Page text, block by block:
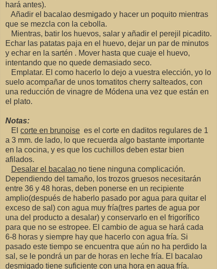
hará antes).
Añadir el bacalao desmigado y hacer un poquito mientras
que se mezcla con la cebolla.
Mientras, batir los huevos, salar y añadir el perejil picadito.
Echar las patatas paja en el huevo, dejar un par de minutos
y echar en la sartén . Mover hasta que cuaje el huevo,
intentando que no quede demasiado seco.
Emplatar. El como hacerlo lo dejo a vuestra elección, yo lo
suelo acompañar de unos tomatitos cherry salteados, con
una reducción de vinagre de Módena una vez que están en
el plato.
Notas:
El corte en brunoise es el corte en daditos regulares de 1
a 3 mm. de lado, lo que recuerda algo bastante importante
en la cocina, y es que los cuchillos deben estar bien
afilados.
Desalar el bacalao no tiene ninguna complicación.
Dependiendo del tamaño, los trozos gruesos necesitarán
entre 36 y 48 horas, deben ponerse en un recipiente
amplio(después de haberlo pasado por agua para quitar el
exceso de sal) con agua muy fría(tres partes de agua por
una del producto a desalar) y conservarlo en el frigorífico
para que no se estropee. El cambio de agua se hará cada
6-8 horas y siempre hay que hacerlo con agua fría. Si
pasado este tiempo se encuentra que aún no ha perdido la
sal, se le pondrá un par de horas en leche fría. El bacalao
desmigado tiene suficiente con una hora en agua fría.